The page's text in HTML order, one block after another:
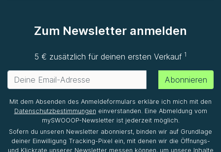
Zum Newsletter anmelden
5 € zusätzlich für deinen ersten Verkauf1
Abonnieren
Mit dem Absenden des Anmeldeformulars erkläre ich mich mit den
Datenschutzbestimmungen einverstanden. Eine Abmeldung vom
mySWOOOP-Newsletter ist jederzeit möglich.
Sofern du unseren Newsletter abonnierst, binden wir auf Grundlage
deiner Einwilligung Tracking-Pixel ein, mit denen wir die Öffnungs-
und Klickrate unserer Newsletter messen können, um unsere Inhalte